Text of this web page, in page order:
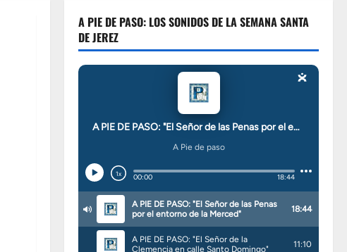
A PIE DE PASO: LOS SONIDOS DE LA SEMANA SANTA
DE JEREZ